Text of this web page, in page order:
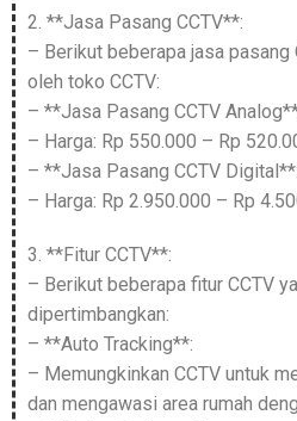
2. **Jasa Pasang CCTV**:
– Berikut beberapa jasa pasang
oleh toko CCTV:
– **Jasa Pasang CCTV
– Harga: Rp 550.000 – Rp
– **Jasa Pasang CCTV Digital**:
– Harga: Rp 2.950.000 – Rp
3. **Fitur CCTV**:
– Berikut beberapa fitur CCTV
dipertimbangkan:
– **Auto Tracking**:
– Memungkinkan CCTV untuk
dan mengawasi area rumah